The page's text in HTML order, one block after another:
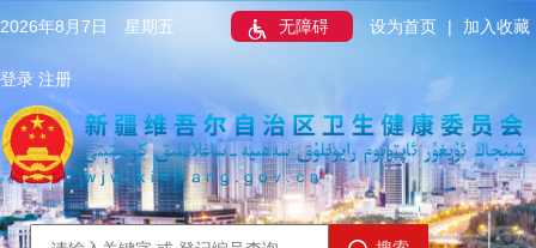
2026年8月7日 星期五 无障碍 设为首页 | 加入收藏
登录 注册